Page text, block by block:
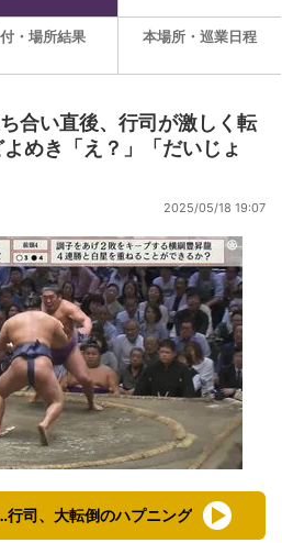
・場所結果 本場所・巡業日程
合い直後、行司が激しく転
めき「え？」「だいじょ
2025/05/18 19:07
行司、大転倒のハプニング